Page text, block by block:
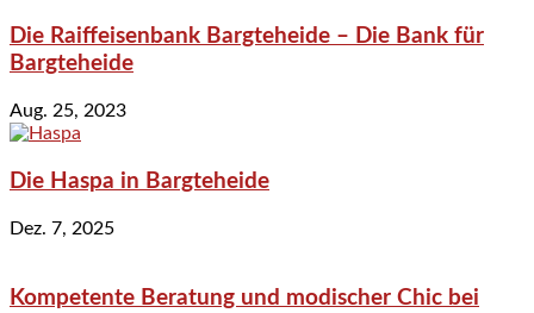
Die Raiffeisenbank Bargteheide – Die Bank für
Bargteheide
Aug. 25, 2023
Die Haspa in Bargteheide
Dez. 7, 2025
Kompetente Beratung und modischer Chic bei